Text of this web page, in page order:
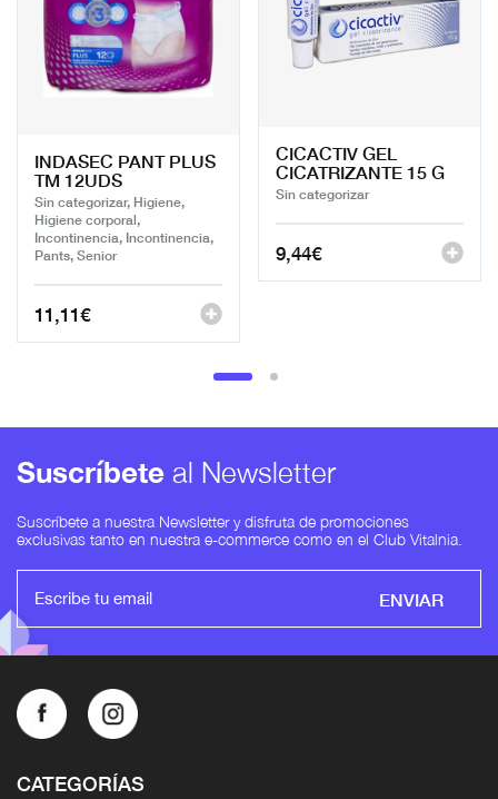
INDASEC PANT PLUS
TM 12UDS
Sin categorizar, Higiene,
Higiene corporal,
Incontinencia, Incontinencia,
Pants, Senior
11,11€
CICACTIV GEL
CICATRIZANTE 15 G
Sin categorizar
9,44€
Suscríbete al Newsletter
Suscríbete a nuestra Newsletter y disfruta de promociones
exclusivas tanto en nuestra e-commerce como en el Club Vitalnia.
ENVIAR
CATEGORÍAS